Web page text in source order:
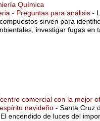
Química
- Preguntas para análisis -
sirven para
investigar fugas en
comercial con la mejor
navideño - Santa Cruz
encendido de luces del